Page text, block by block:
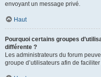
envoyant un message privé.
Haut
Pourquoi certains groupes
différente ?
Les administrateurs du forum
groupe d’utilisateurs afin de